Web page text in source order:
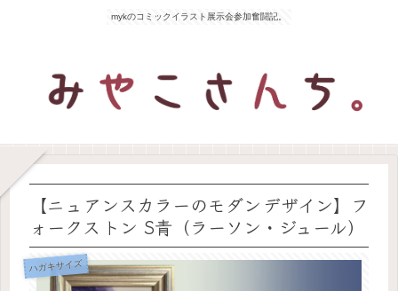
mykのコミックイラスト展示会参加奮闘記。
【ニュアンスカラーのモダンデザイン】フ
ォークストン S青（ラーソン・ジュール）
ハガキサイズ